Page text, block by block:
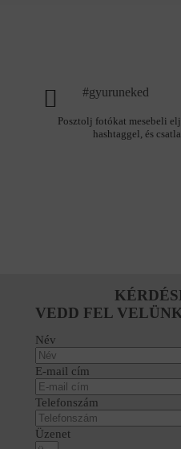
#gyuruneked
Posztolj fotókat mesebeli
hashtaggel, és
VEDD FEL
Név
E-mail cím
Telefonszám
Üzenet